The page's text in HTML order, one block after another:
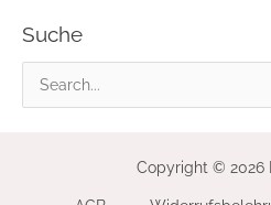
Suche
Copyright © 2026